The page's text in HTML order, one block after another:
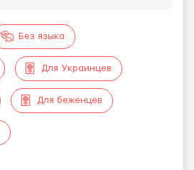
Без языка
Для Украинцев
Для беженцев